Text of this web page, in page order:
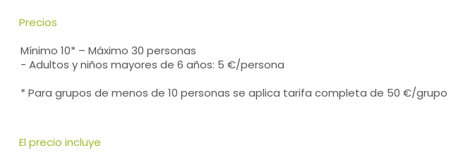
Precios
Mínimo 10* – Máximo 30 personas
- Adultos y niños mayores de 6 años: 5 €/persona
* Para grupos de menos de 10 personas se aplica tarifa completa de 50 €/grupo
El precio incluye